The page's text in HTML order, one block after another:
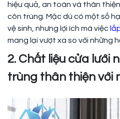
hiệu quả, an toàn và thân
côn trùng. Mặc dù có một số
vệ sinh, nhưng lợi ích mà việc
mang lại vượt xa so với những
2. Chất liệu cửa lưới
trùng thân thiện với